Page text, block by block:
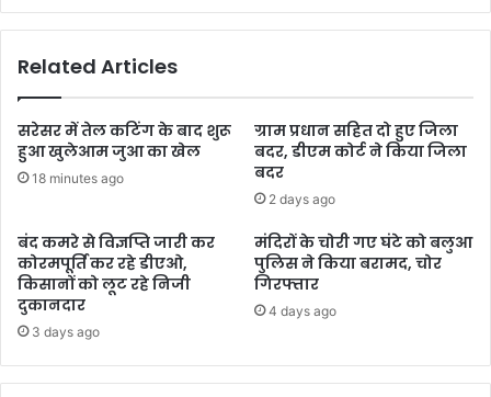
Related Articles
सरेसर में तेल कटिंग के बाद शुरू
हुआ खुलेआम जुआ का खेल
18 minutes ago
ग्राम प्रधान सहित दो हुए जिला
बदर, डीएम कोर्ट ने किया जिला
बदर
2 days ago
बंद कमरे से विज्ञप्ति जारी कर
कोरमपूर्ति कर रहे डीएओ,
किसानों को लूट रहे निजी
दुकानदार
3 days ago
मंदिरों के चोरी गए घंटे को बलुआ
पुलिस ने किया बरामद, चोर
गिरफ्तार
4 days ago